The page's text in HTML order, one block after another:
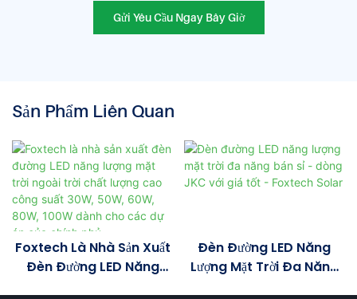
Gửi Yêu Cầu Ngay Bây Giờ
Sản Phẩm Liên Quan
Foxtech Là Nhà Sản Xuất
Đèn Đường LED Năng
Đèn Đường LED Năng
Lượng Mặt Trời Đa Năng